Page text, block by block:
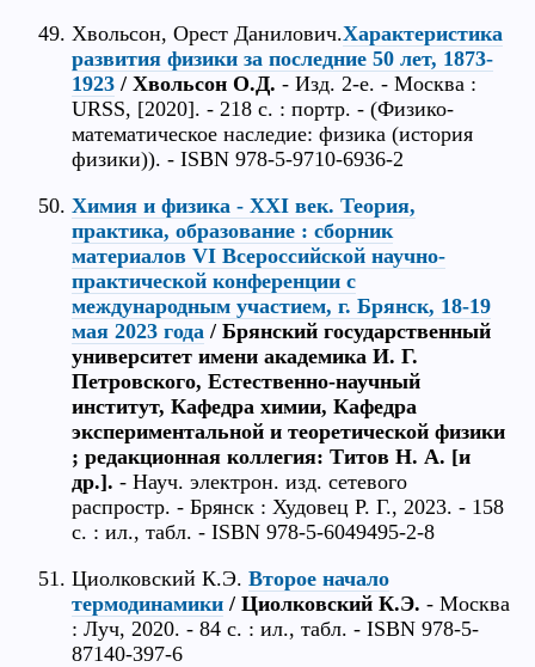
Хвольсон, Орест Данилович.Характеристика
развития физики за последние 50 лет, 1873-
1923 / Хвольсон О.Д. - Изд. 2-е. - Москва :
URSS, [2020]. - 218 с. : портр. - (Физико-
математическое наследие: физика (история
физики)). - ISBN 978-5-9710-6936-2
Химия и физика - XXI век. Теория,
практика, образование : сборник
материалов VI Всероссийской научно-
практической конференции с
международным участием, г. Брянск, 18-19
мая 2023 года / Брянский государственный
университет имени академика И. Г.
Петровского, Естественно-научный
институт, Кафедра химии, Кафедра
экспериментальной и теоретической физики
; редакционная коллегия: Титов Н. А. [и
др.]. - Науч. электрон. изд. сетевого
распростр. - Брянск : Худовец Р. Г., 2023. - 158
с. : ил., табл. - ISBN 978-5-6049495-2-8
Циолковский К.Э. Второе начало
термодинамики / Циолковский К.Э. - Москва
: Луч, 2020. - 84 с. : ил., табл. - ISBN 978-5-
87140-397-6